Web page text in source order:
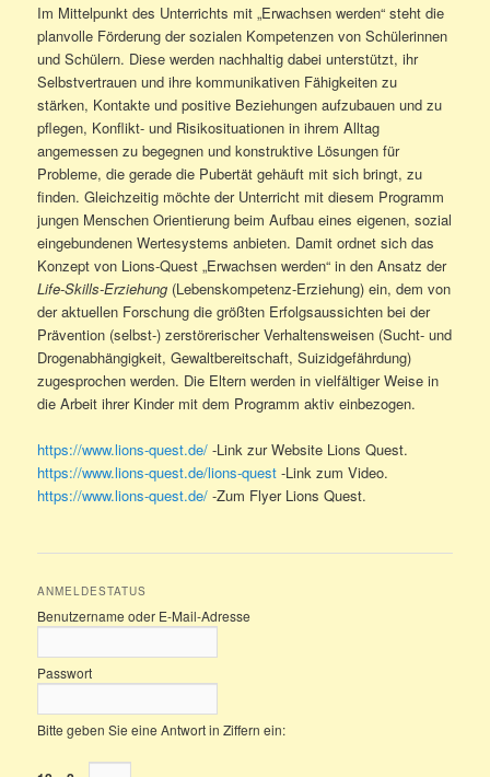
Im Mittelpunkt des Unterrichts mit „Erwachsen werden“ steht die
planvolle Förderung der sozialen Kompetenzen von Schülerinnen
und Schülern. Diese werden nachhaltig dabei unterstützt, ihr
Selbstvertrauen und ihre kommunikativen Fähigkeiten zu
stärken, Kontakte und positive Beziehungen aufzubauen und zu
pflegen, Konflikt- und Risikosituationen in ihrem Alltag
angemessen zu begegnen und konstruktive Lösungen für
Probleme, die gerade die Pubertät gehäuft mit sich bringt, zu
finden. Gleichzeitig möchte der Unterricht mit diesem Programm
jungen Menschen Orientierung beim Aufbau eines eigenen, sozial
eingebundenen Wertesystems anbieten. Damit ordnet sich das
Konzept von Lions-Quest „Erwachsen werden“ in den Ansatz der
Life-Skills-Erziehung (Lebenskompetenz-Erziehung) ein, dem von
der aktuellen Forschung die größten Erfolgsaussichten bei der
Prävention (selbst-) zerstörerischer Verhaltensweisen (Sucht- und
Drogenabhängigkeit, Gewaltbereitschaft, Suizidgefährdung)
zugesprochen werden. Die Eltern werden in vielfältiger Weise in
die Arbeit ihrer Kinder mit dem Programm aktiv einbezogen.
https://www.lions-quest.de/ -Link zur Website Lions Quest.
https://www.lions-quest.de/lions-quest -Link zum Video.
https://www.lions-quest.de/ -Zum Flyer Lions Quest.
ANMELDESTATUS
Benutzername oder E-Mail-Adresse
Passwort
Bitte geben Sie eine Antwort in Ziffern ein: